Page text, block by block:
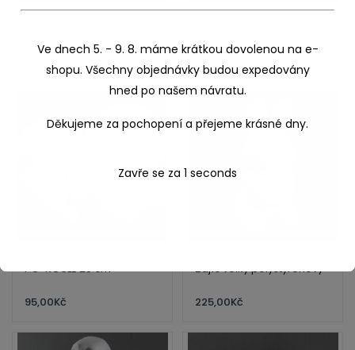
PO-KOULE 25 cm
95,00Kč
Zajíc velký polystyrenový
225,00Kč
Ve dnech 5. - 9. 8. máme krátkou dovolenou na e-
shopu. Všechny objednávky budou expedovány
hned po našem návratu.
Děkujeme za pochopení a přejeme krásné dny.
Zavře se za 1 seconds